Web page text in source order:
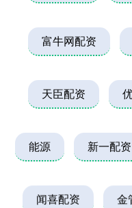
富牛网配资
天臣配资
能源 新一配资
闻喜配资 金